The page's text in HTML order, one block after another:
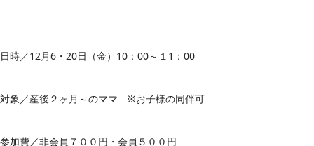
日時／12月6・20日（金）10：00～１1：00
対象／産後２ヶ月～のママ ※お子様の同伴可
参加費／非会員７００円・会員５００円